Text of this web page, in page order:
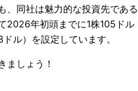
、同社は魅力的な投資先である
2026年初頭までに1株105ドル
ドル）を設定しています。
ましょう！